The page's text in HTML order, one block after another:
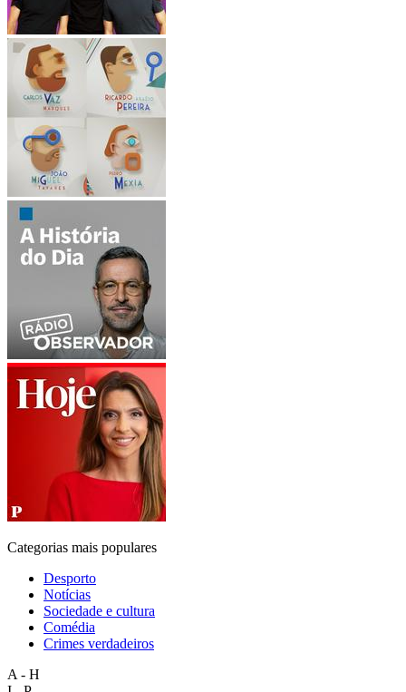
Categorias mais populares
Desporto
Notícias
Sociedade e cultura
Comédia
Crimes verdadeiros
A - H